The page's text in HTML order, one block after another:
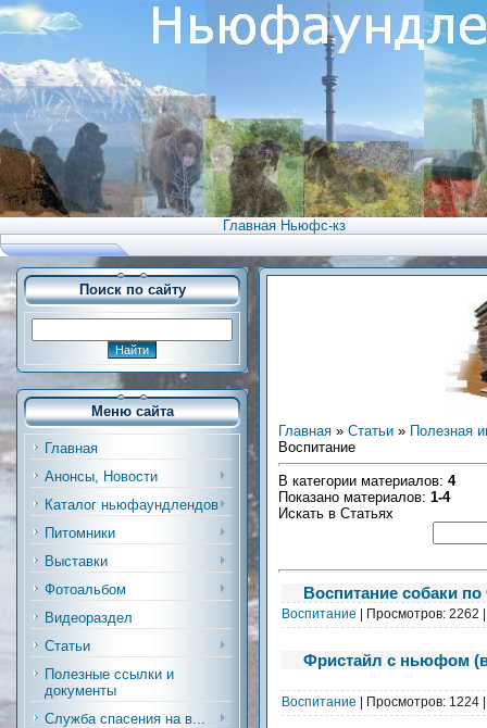
Главная Ньюфс-кз
Поиск по сайту
Меню сайта
Главная
Анонсы, Новости
Каталог ньюфаундлендов
Питомники
Выставки
Фотоальбом
Видеораздел
Статьи
Полезные ссылки и
документы
Служба спасения на в...
Главная » Статьи » Полезная
Воспитание
В категории материалов: 4
Показано материалов: 1-4
Искать в Статьях
Воспитание собаки
Воспитание | Просмотров: 2262
Фристайл с ньюфом
Воспитание | Просмотров: 1224